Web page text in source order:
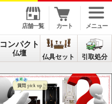
店舗一覧 カート メニュー
コンパクト
仏壇 仏具セット 引取処分